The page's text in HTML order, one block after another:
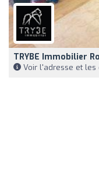
TRYBE Immobilier
Voir l'adresse et les